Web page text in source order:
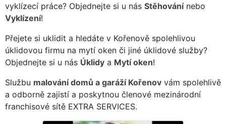
vyklízecí práce? Objednejte si u nás Stěhovánínebo
Vyklízení!
Přejete si uklidit a hledáte v Kořenově spolehlivou
úklidovou firmu na mytí oken či jiné úklidové služby?
Objednejte si u nás Úklidy a Mytí oken!
Službu malování domů a garáží Kořenov vám spolehlivě
a odborně zajistí a poskytnou členové mezinárodní
franchisové sítě EXTRA SERVICES.